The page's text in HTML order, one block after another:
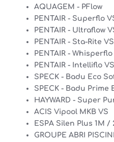
AQUAGEM - PFlow
PENTAIR - Superflo
PENTAIR - Ultraflow
PENTAIR - Sta-Rite
PENTAIR - Whisperflo
PENTAIR - Intelliflo
SPECK - Badu Eco
SPECK - Badu Prime
HAYWARD - Super
ACIS Vipool MKB VS
ESPA Silen Plus 1M /
GROUPE ABRI